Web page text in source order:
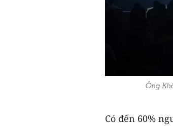
Ông
Có đến 60%